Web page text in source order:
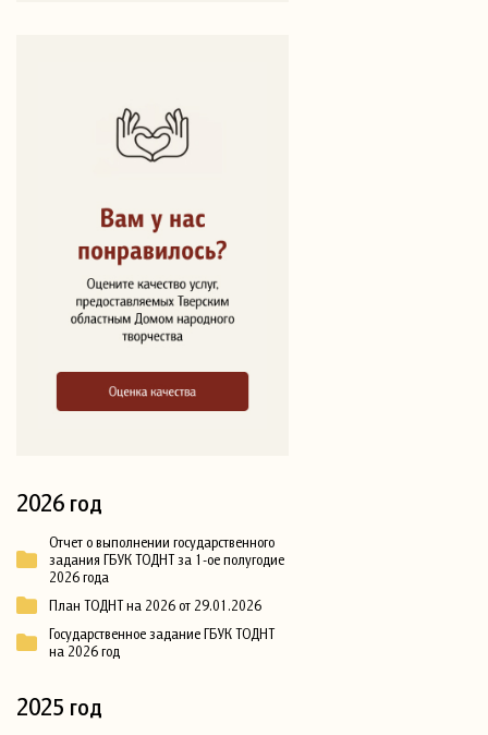
2026 год
Отчет о выполнении государственного
задания ГБУК ТОДНТ за 1-ое полугодие
2026 года
План ТОДНТ на 2026 от 29.01.2026
Государственное задание ГБУК ТОДНТ
на 2026 год
2025 год